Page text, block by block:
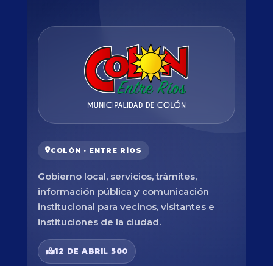
COLÓN · ENTRE RÍOS
Gobierno local, servicios, trámites,
información pública y comunicación
institucional para vecinos, visitantes e
instituciones de la ciudad.
12 DE ABRIL 500